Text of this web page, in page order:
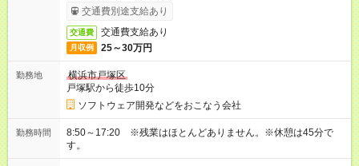
交通費別途支給あり
交通費 交通費支給あり
月収例 25～30万円
勤務地
横浜市戸塚区
戸塚駅から徒歩10分
ソフトウェア開発などをおこなう会社
勤務時間
8:50～17:20 ※残業はほとんどありません。※休憩は45分で
す。